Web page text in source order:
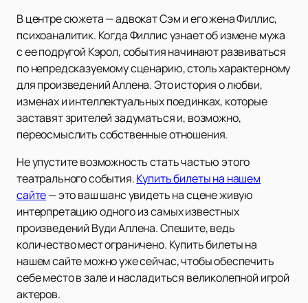
В центре сюжета — адвокат Сэм и его жена Филлис,
психоаналитик. Когда Филлис узнает об измене мужа
с ее подругой Кэрол, события начинают развиваться
по непредсказуемому сценарию, столь характерному
для произведений Аллена. Это история о любви,
изменах и интеллектуальных поединках, которые
заставят зрителей задуматься и, возможно,
переосмыслить собственные отношения.
Не упустите возможность стать частью этого
театрального события.Купить билеты на нашем
сайте— это ваш шанс увидеть на сцене живую
интерпретацию одного из самых известных
произведений Вуди Аллена. Спешите, ведь
количество мест ограничено. Купить билеты на
нашем сайте можно уже сейчас, чтобы обеспечить
себе место в зале и насладиться великолепной игрой
актеров.